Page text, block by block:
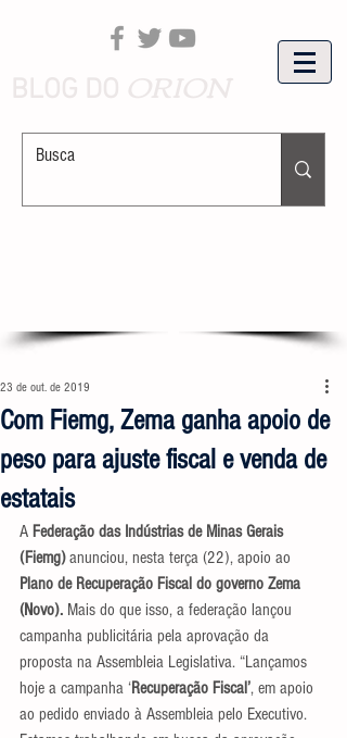
Com Fiemg, Zema ganha apoio de
peso para ajuste fiscal e venda de
estatais
23 de out. de 2019
A Federação das Indústrias de Minas Gerais
(Fiemg) anunciou, nesta terça (22), apoio ao
Plano de Recuperação Fiscal do governo Zema
(Novo). Mais do que isso, a federação lançou
campanha publicitária pela aprovação da
proposta na Assembleia Legislativa. “Lançamos
hoje a campanha ‘Recuperação Fiscal’, em apoio
ao pedido enviado à Assembleia pelo Executivo.